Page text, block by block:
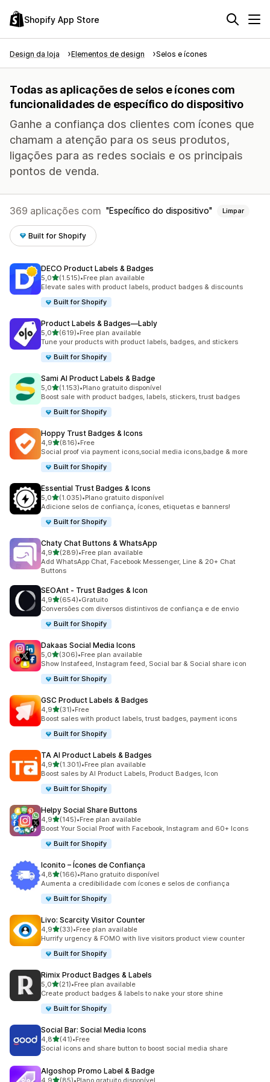
Shopify App Store
Design da loja Elementos de design Selos e ícones
Todas as aplicações de selos e ícones com
funcionalidades de específico do dispositivo
Ganhe a confiança dos clientes com ícones que
chamam a atenção para os seus produtos,
ligações para as redes sociais e os principais
pontos de venda.
369 aplicações com Específico do dispositivo Limpar
Built for Shopify
DECO Product Labels & Badges
5,0de 5 estrelas
(1.515)
1515 total de avaliações
•Free plan available
Elevate sales with product labels, product badges & discounts
Built for Shopify
Product Labels & Badges—Lably
5,0de 5 estrelas
(619)
619 total de avaliações
•Free plan available
Tune your products with product labels, badges, and stickers
Built for Shopify
Sami AI Product Labels & Badge
5,0de 5 estrelas
(1.153)
1153 total de avaliações
•Plano gratuito disponível
Boost sale with product badges, labels, stickers, trust badges
Built for Shopify
Hoppy Trust Badges & Icons
4,9de 5 estrelas
(816)
816 total de avaliações
•Free
Social proof via payment icons,social media icons,badge & more
Built for Shopify
Essential Trust Badges & Icons
5,0de 5 estrelas
(1.035)
1035 total de avaliações
•Plano gratuito disponível
Adicione selos de confiança, ícones, etiquetas e banners!
Built for Shopify
Chaty Chat Buttons & WhatsApp
4,9de 5 estrelas
(289)
289 total de avaliações
•Free plan available
Add WhatsApp Chat, Facebook Messenger, Line & 20+ Chat
Buttons
SEOAnt ‑ Trust Badges & Icon
4,9de 5 estrelas
(654)
654 total de avaliações
•Gratuito
Conversões com diversos distintivos de confiança e de envio
Built for Shopify
Dakaas Social Media Icons
5,0de 5 estrelas
(306)
306 total de avaliações
•Free plan available
Show Instafeed, Instagram feed, Social bar & Social share icon
Built for Shopify
GSC Product Labels & Badges
4,9de 5 estrelas
(31)
31 total de avaliações
•Free
Boost sales with product labels, trust badges, payment icons
Built for Shopify
TA AI Product Labels & Badges
4,9de 5 estrelas
(1.301)
1301 total de avaliações
•Free plan available
Boost sales by AI Product Labels, Product Badges, Icon
Built for Shopify
Helpy Social Share Buttons
4,9de 5 estrelas
(145)
145 total de avaliações
•Free plan available
Boost Your Social Proof with Facebook, Instagram and 60+ Icons
Built for Shopify
Iconito – Ícones de Confiança
4,8de 5 estrelas
(166)
166 total de avaliações
•Plano gratuito disponível
Aumenta a credibilidade com ícones e selos de confiança
Built for Shopify
Livo: Scarcity Visitor Counter
4,9de 5 estrelas
(33)
33 total de avaliações
•Free plan available
Hurrify urgency & FOMO with live visitors product view counter
Built for Shopify
Rimix Product Badges & Labels
5,0de 5 estrelas
(21)
21 total de avaliações
•Free plan available
Create product badges & labels to nake your store shine
Built for Shopify
Social Bar: Social Media Icons
4,8de 5 estrelas
(41)
41 total de avaliações
•Free
Social icons and share button to boost social media share
Algoshop Promo Label & Badge
4,9de 5 estrelas
(85)•Plano gratuito disponível